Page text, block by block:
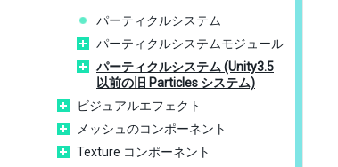
パーティクルシステム
パーティクルシステムモジュール
パーティクルシステム (Unity3.5
以前の旧 Particles システム)
ビジュアルエフェクト
メッシュのコンポーネント
Texture コンポーネント